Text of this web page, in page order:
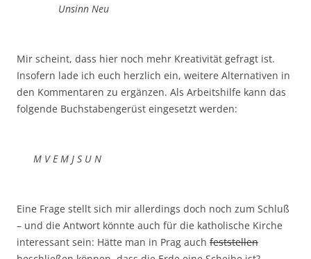
Unsinn Neu
Mir scheint, dass hier noch mehr Kreativität gefragt ist.
Insofern lade ich euch herzlich ein, weitere Alternativen in
den Kommentaren zu ergänzen. Als Arbeitshilfe kann das
folgende Buchstabengerüst eingesetzt werden:
M V E M J S U N
Eine Frage stellt sich mir allerdings doch noch zum Schluß
– und die Antwort könnte auch für die katholische Kirche
interessant sein: Hätte man in Prag auch feststellen